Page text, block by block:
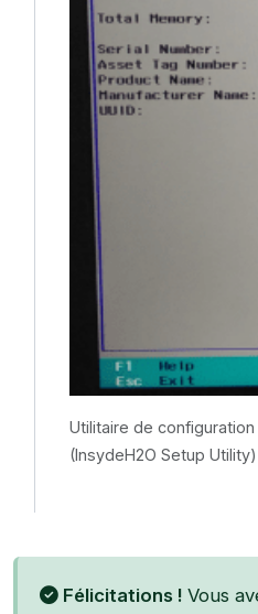
Utilitaire de configuration
(InsydeH2O Setup Utility)
Félicitations ! Vous